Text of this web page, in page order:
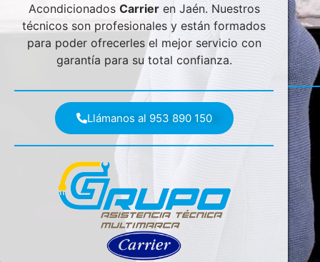
Acondicionados Carrieren Jaén. Nuestros
técnicos son profesionales y están formados
para poder ofrecerles el mejor servicio con
garantía para su total confianza.
Llámanos al 953 890 150